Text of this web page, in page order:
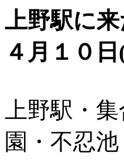
上野駅に
４月１０
上野駅・
園・不忍